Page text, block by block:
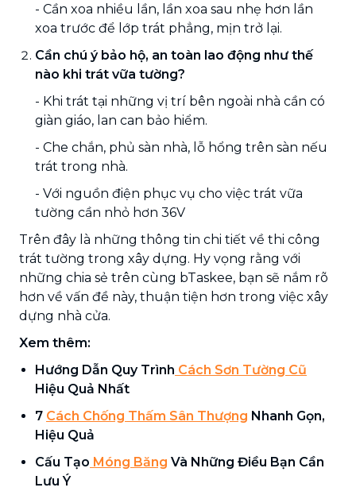
- Cần xoa nhiều lần, lần xoa sau nhẹ hơn lần
xoa trước để lớp trát phẳng, mịn trở lại.
Cần chú ý bảo hộ, an toàn lao động như thế
nào khi trát vữa tường?
- Khi trát tại những vị trí bên ngoài nhà cần có
giàn giáo, lan can bảo hiểm.
- Che chắn, phủ sàn nhà, lỗ hổng trên sàn nếu
trát trong nhà.
- Với nguồn điện phục vụ cho việc trát vữa
tường cần nhỏ hơn 36V
Trên đây là những thông tin chi tiết về thi công
trát tường trong xây dựng. Hy vọng rằng với
những chia sẻ trên cùng bTaskee, bạn sẽ nắm rõ
hơn về vấn đề này, thuận tiện hơn trong việc xây
dựng nhà cửa.
Xem thêm:
Hướng Dẫn Quy Trình Cách Sơn Tường Cũ
Hiệu Quả Nhất
7 Cách Chống Thấm Sân Thượng Nhanh Gọn,
Hiệu Quả
Cấu Tạo Móng Băng Và Những Điều Bạn Cần
Lưu Ý